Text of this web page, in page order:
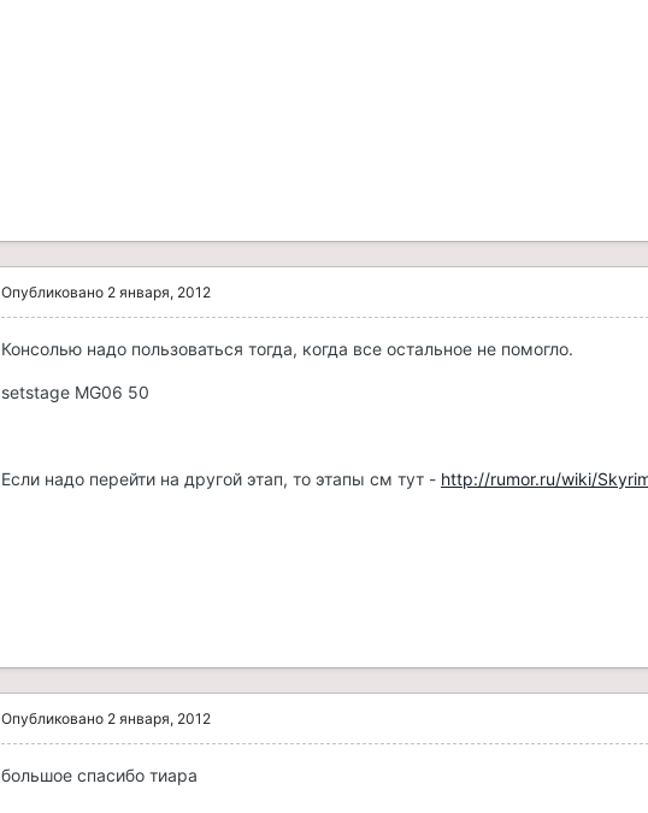
Опубликовано 2 января, 2012
Консолью надо пользоваться тогда, когда все остальное не помогло.
setstage MG06 50
Если надо перейти на другой этап, то этапы см тут - http://rumor.ru/wiki/
Опубликовано 2 января, 2012
большое спасибо тиара